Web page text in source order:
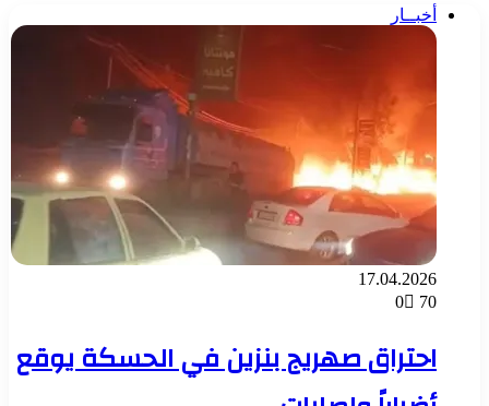
أخبــار
17.04.2026
0
70
احتراق صهريج بنزين في الحسكة يوقع